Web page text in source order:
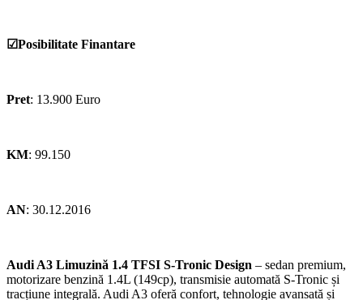
☑Posibilitate Finantare
Pret: 13.900 Euro
KM: 99.150
AN: 30.12.2016
Audi A3 Limuzină 1.4 TFSI S-Tronic Design – sedan premium,
motorizare benzină 1.4L (149cp), transmisie automată S-Tronic și
tracțiune integrală. Audi A3 oferă confort, tehnologie avansată și